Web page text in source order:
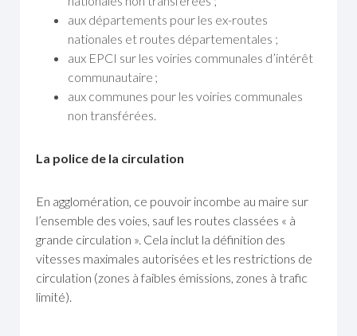
aux départements pour les ex-routes
nationales et routes départementales ;
aux EPCI sur les voiries communales d’intérêt
communautaire ;
aux communes pour les voiries communales
non transférées.
La police de la circulation
En agglomération, ce pouvoir incombe au maire sur
l’ensemble des voies, sauf les routes classées « à
grande circulation ». Cela inclut la définition des
vitesses maximales autorisées et les restrictions de
circulation (zones à faibles émissions, zones à trafic
limité).